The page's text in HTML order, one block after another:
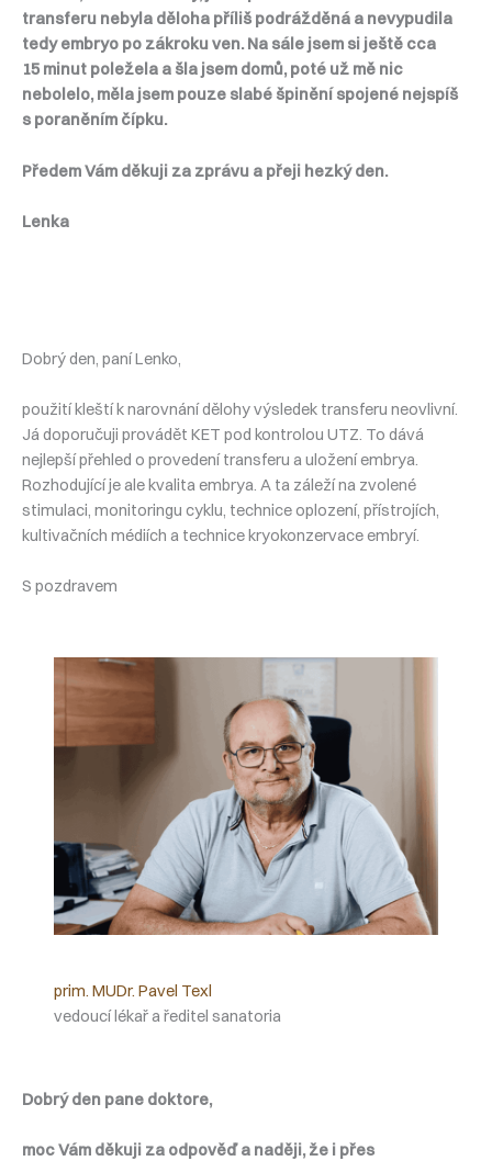
transferu nebyla děloha příliš podrážděná a nevypudila
tedy embryo po zákroku ven. Na sále jsem si ještě cca
15 minut poležela a šla jsem domů, poté už mě nic
nebolelo, měla jsem pouze slabé špinění spojené nejspíš
s poraněním čípku.
Předem Vám děkuji za zprávu a přeji hezký den.
Lenka
Dobrý den, paní Lenko,
použití kleští k narovnání dělohy výsledek transferu neovlivní.
Já doporučuji provádět KET pod kontrolou UTZ. To dává
nejlepší přehled o provedení transferu a uložení embrya.
Rozhodující je ale kvalita embrya. A ta záleží na zvolené
stimulaci, monitoringu cyklu, technice oplození, přístrojích,
kultivačních médiích a technice kryokonzervace embryí.
S pozdravem
prim. MUDr. Pavel Texl
vedoucí lékař a ředitel sanatoria
Dobrý den pane doktore,
moc Vám děkuji za odpověď a naději, že i přes